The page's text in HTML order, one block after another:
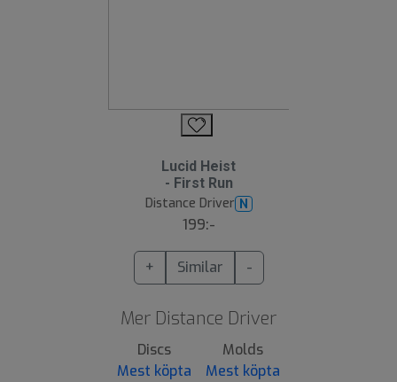
Lucid Heist
- First Run
Distance Driver N
199:-
+ Similar -
Mer Distance Driver
Discs
Mest köpta
Molds
Mest köpta